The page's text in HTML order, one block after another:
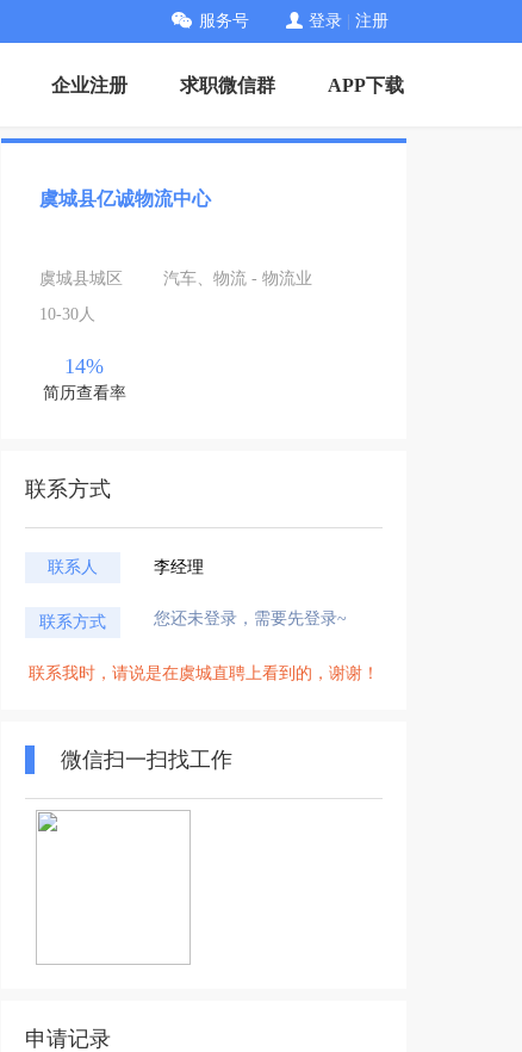
服务号 登录 注册
企业注册 求职微信群 APP下载
虞城县亿诚物流中心
虞城县城区
汽车、物流 - 物流业
10-30人
14%
简历查看率
联系方式
联系人 李经理
联系方式 您还未登录，需要先登录~
联系我时，请说是在虞城直聘上看到的，谢谢！
微信扫一扫找工作
申请记录